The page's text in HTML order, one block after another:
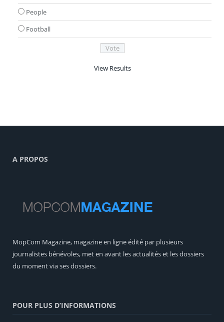
People
Football
View Results
A PROPOS
MopCom Magazine, magazine en ligne édité par plusieurs
journalistes bénévoles, met en avant les actualités et les dossiers
du moment via ses dossiers.
POUR PLUS D’INFORMATIONS